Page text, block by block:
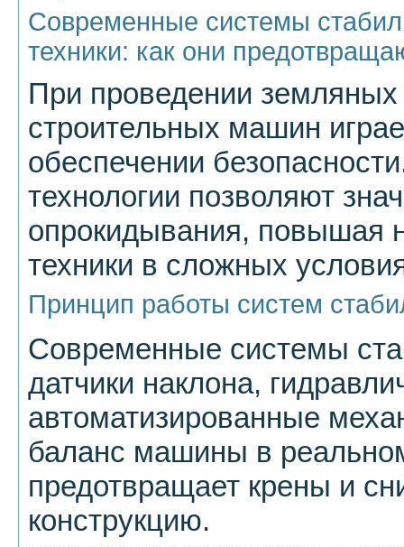
Современные системы
техники: как они
При проведении земляных
строительных машин
обеспечении
технологии позволяют
опрокидывания, повышая
техники в сложных
Принцип работы систем
Современные системы
датчики наклона,
автоматизированные
баланс машины в
предотвращает крены и
конструкцию.